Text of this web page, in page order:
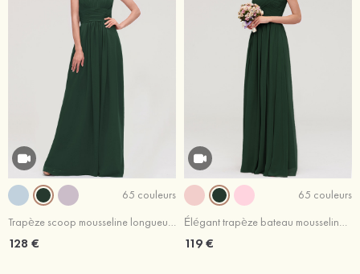
65 couleurs
Trapèze scoop mousseline longueur ras du sol robe de demoiselle d'honneur avec appliqué plissé
128 €
65 couleurs
Élégant trapèze bateau mousseline longueur ras du sol robe de demoiselle d'honneur
119 €